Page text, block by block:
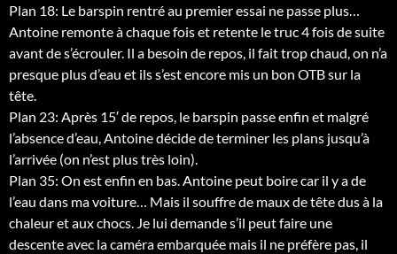
Plan 18: Le barspin rentré au premier essai ne passe plus…
Antoine remonte à chaque fois et retente le truc 4 fois de suite
avant de s’écrouler. Il a besoin de repos, il fait trop chaud, on n’a
presque plus d’eau et ils s’est encore mis un bon OTB sur la
tête.
Plan 23: Après 15′ de repos, le barspin passe enfin et malgré
l’absence d’eau, Antoine décide de terminer les plans jusqu’à
l’arrivée (on n’est plus très loin).
Plan 35: On est enfin en bas. Antoine peut boire car il y a de
l’eau dans ma voiture… Mais il souffre de maux de tête dus à la
chaleur et aux chocs. Je lui demande s’il peut faire une
descente avec la caméra embarquée mais il ne préfère pas, il